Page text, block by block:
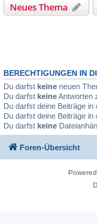
Neues Thema
BERECHTIGUNGEN IN
Du darfst keine neuen
Du darfst keineAntworten
Du darfst deine Beiträge in
Du darfst deine Beiträge in
Du darfst keine
Foren-Übersicht